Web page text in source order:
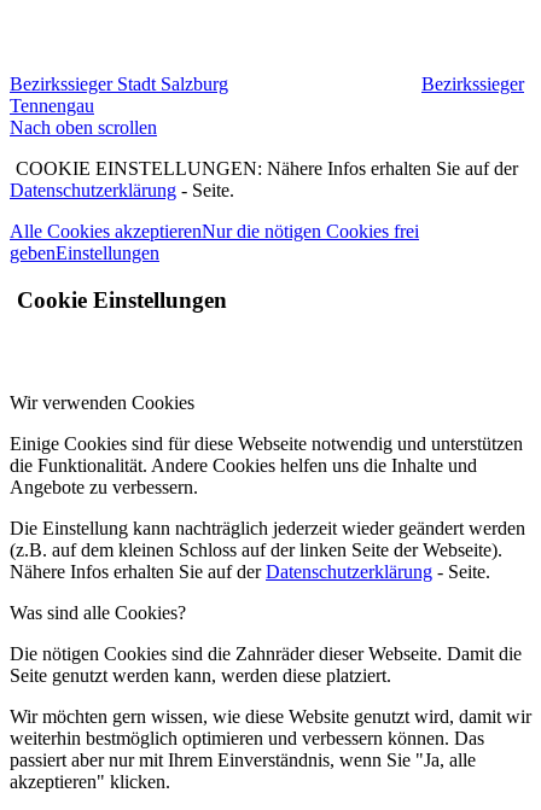
Bezirkssieger Stadt Salzburg
Bezirkssieger
Tennengau
Nach oben scrollen
COOKIE EINSTELLUNGEN: Nähere Infos erhalten Sie auf der
Datenschutzerklärung - Seite.
Alle Cookies akzeptierenNur die nötigen Cookies frei
gebenEinstellungen
Cookie Einstellungen
Wir verwenden Cookies
Einige Cookies sind für diese Webseite notwendig und unterstützen
die Funktionalität. Andere Cookies helfen uns die Inhalte und
Angebote zu verbessern.
Die Einstellung kann nachträglich jederzeit wieder geändert werden
(z.B. auf dem kleinen Schloss auf der linken Seite der Webseite).
Nähere Infos erhalten Sie auf derDatenschutzerklärung - Seite.
Was sind alle Cookies?
Die nötigen Cookies sind die Zahnräder dieser Webseite. Damit die
Seite genutzt werden kann, werden diese platziert.
Wir möchten gern wissen, wie diese Website genutzt wird, damit wir
weiterhin bestmöglich optimieren und verbessern können. Das
passiert aber nur mit Ihrem Einverständnis, wenn Sie "Ja, alle
akzeptieren" klicken.